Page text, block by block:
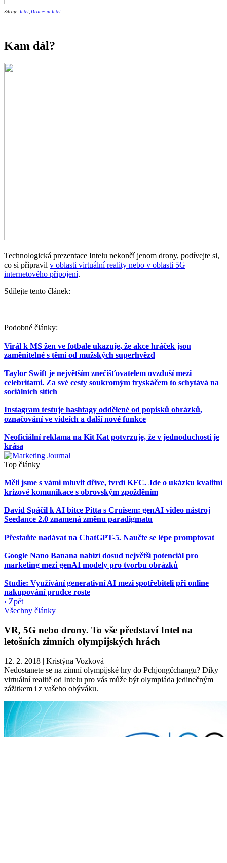
Zdroje: Intel, Drones at Intel
Kam dál?
Technologická prezentace Intelu nekončí jenom drony, podívejte si,
co si připravil v oblasti virtuální reality nebo v oblasti 5G
internetového připojení.
Sdílejte tento článek:
Podobné články:
Virál k MS žen ve fotbale ukazuje, že akce hráček jsou
zaměnitelné s těmi od mužských superhvězd
Taylor Swift je největším znečišťovatelem ovzduší mezi
celebritami. Za své cesty soukromým tryskáčem to schytává na
sociálních sítích
Instagram testuje hashtagy oddělené od popisků obrázků,
označování ve videích a další nové funkce
Neoficiální reklama na Kit Kat potvrzuje, že v jednoduchosti je
krása
Top články
Měli jsme s vámi mluvit dříve, tvrdí KFC. Jde o ukázku kvalitní
krizové komunikace s obrovským zpožděním
David Spáčil k AI bitce Pitta s Cruisem: genAI video nástroj
Seedance 2.0 znamená změnu paradigmatu
Přestaňte nadávat na ChatGPT-5. Naučte se lépe promptovat
Google Nano Banana nabízí dosud největší potenciál pro
marketing mezi genAI modely pro tvorbu obrázků
Studie: Využívání generativní AI mezi spotřebiteli při online
nakupování prudce roste
‹ Zpět
Všechny články
VR, 5G nebo drony. To vše představí Intel na
letošních zimních olympijských hrách
12. 2. 2018 | Kristýna Vozková
Nedostanete se na zimní olympijské hry do Pchjongčchangu? Díky
virtuální realitě od Intelu pro vás může být olympiáda jedinečným
zážitkem i z vašeho obýváku.